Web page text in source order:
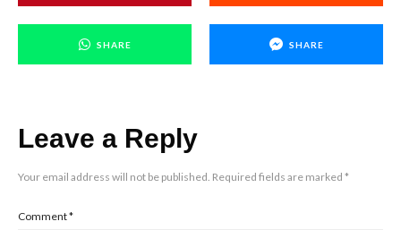
SHARE SHARE
Leave a Reply
Your email address will not be published. Required fields are marked *
Comment*